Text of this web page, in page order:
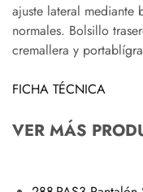
ajuste lateral mediante
normales. Bolsillo
cremallera y
FICHA TÉCNICA
VER MÁS